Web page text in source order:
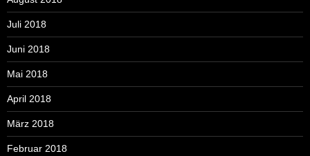
Juli 2018
Juni 2018
Mai 2018
April 2018
März 2018
Februar 2018